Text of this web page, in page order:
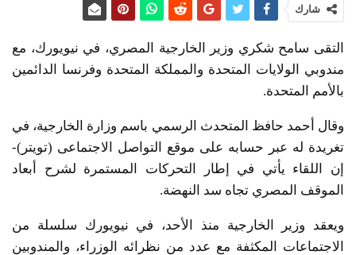
شارك
التقى سامح شكري وزير الخارجية المصري، في نيويورك، مع
مندوبي الولايات المتحدة و‫المملكة المتحدة وفرنسا الدائمين
بالأمم المتحدة.
وقال أحمد حافظ المتحدث الرسمي باسم وزارة الخارجية، في
تغريدة له عبر حسابه على موقع التواصل الاجتماعى (تويتر)-
إن اللقاء يأتي في إطار التحركات المستمرة لشرح أبعاد
الموقف المصري تجاه ‫سد النهضة.
ويعقد وزير الخارجية منذ الأحد، في نيويورك سلسلة من
الاجتماعات المكثفة مع عدد من نظرائه الوزراء، والمندوبين